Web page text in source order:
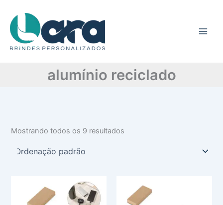
para
conteúdo
alumínio reciclado
t
e
r
Mostrando todos os 9 resultados